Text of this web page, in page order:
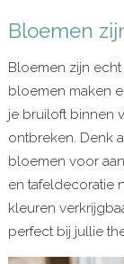
Bloemen
Bloemen zijn
bloemen maken
je bruiloft binnen
ontbreken. Denk
bloemen voor
en tafeldecoratie
kleuren
perfect bij jullie